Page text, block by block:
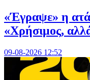
«Έγραψε» η
«Χρήσιμος,
09-08-2026 12:52